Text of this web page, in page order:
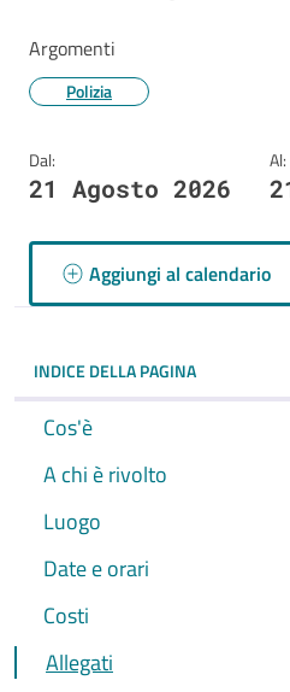
Argomenti
Polizia
Dal:
21 Agosto 2026
Al:
Aggiungi al calendario
INDICE DELLA PAGINA
Cos'è
A chi è rivolto
Luogo
Date e orari
Costi
Allegati